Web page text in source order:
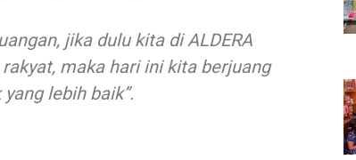
jika dulu kita di ALDERA
maka hari ini kita berjuang
lebih baik”.